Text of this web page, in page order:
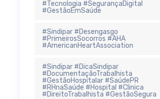
#Tecnologia #SegurançaDigital
#GestãoEmSaúde
#Sindipar #Desengasgo
#PrimeirosSocorros #AHA
#AmericanHeartAssociation
#Sindipar #DicaSindipar
#DocumentaçãoTrabalhista
#GestãoHospitalar #SaúdePR
#RHnaSaúde #Hospital #Clinica
#DireitoTrabalhista #GestãoSegura